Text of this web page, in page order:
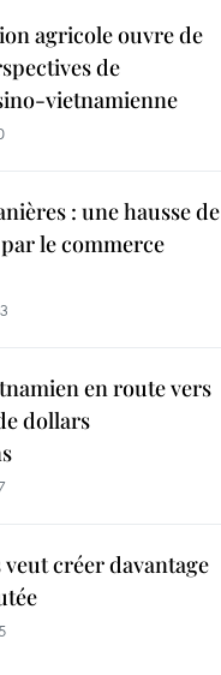
agricole ouvre de
de
vietnamienne
: une hausse de
par le commerce
en route vers
dollars
créer davantage